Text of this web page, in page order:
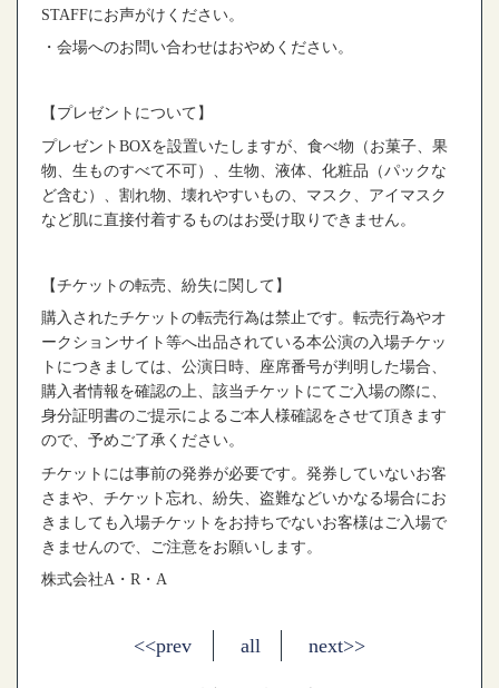
STAFFにお声がけください。
・会場へのお問い合わせはおやめください。
【プレゼントについて】
プレゼントBOXを設置いたしますが、食べ物（お菓子、果
物、生ものすべて不可）、生物、液体、化粧品（パックな
ど含む）、割れ物、壊れやすいもの、マスク、アイマスク
など肌に直接付着するものはお受け取りできません。
【チケットの転売、紛失に関して】
購入されたチケットの転売行為は禁止です。転売行為やオ
ークションサイト等へ出品されている本公演の入場チケッ
トにつきましては、公演日時、座席番号が判明した場合、
購入者情報を確認の上、該当チケットにてご入場の際に、
身分証明書のご提示によるご本人様確認をさせて頂きます
ので、予めご了承ください。
チケットには事前の発券が必要です。発券していないお客
さまや、チケット忘れ、紛失、盗難などいかなる場合にお
きましても入場チケットをお持ちでないお客様はご入場で
きませんので、ご注意をお願いします。
株式会社A・R・A
<<prev all next>>